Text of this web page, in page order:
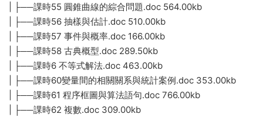
| ├──課時55 圓錐曲線的綜合問題.doc 564.00kb
| ├──課時56 抽樣與估計.doc 510.00kb
| ├──課時57 事件與概率.doc 166.00kb
| ├──課時58 古典概型.doc 289.50kb
| ├──課時6 不等式解法.doc 463.00kb
| ├──課時60變量間的相關關系與統計案例.doc 353.00kb
| ├──課時61 程序框圖與算法語句.doc 766.00kb
| ├──課時62 複數.doc 309.00kb